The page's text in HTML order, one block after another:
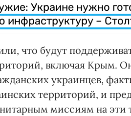
Украине нужно
инфраструктуру –
что будут
включая Крым.
украинцев,
территорий, и
миссиям на эти